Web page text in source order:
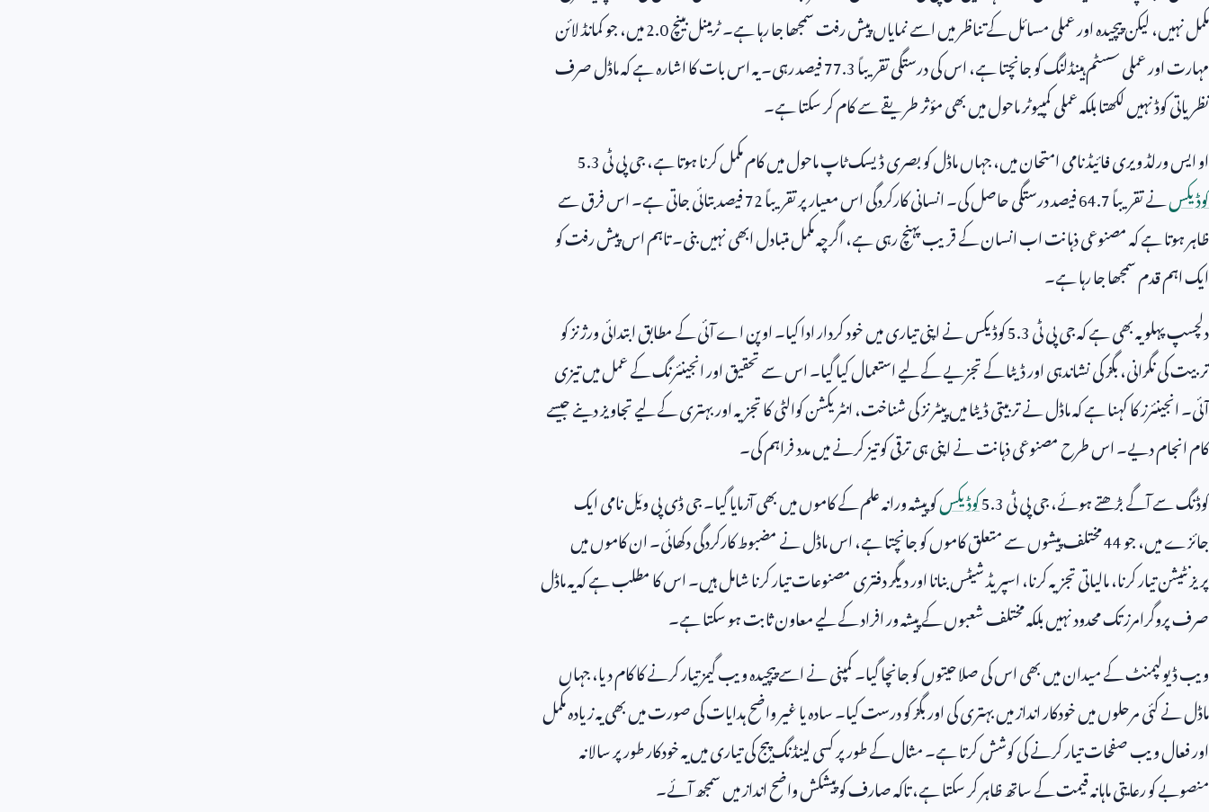
مکمل نہیں، لیکن پیچیدہ اور عملی مسائل کے تناظر میں اسے نمایاں پیش رفت سمجھا جا رہا ہے۔ ٹرمینل بینچ2.0میں، جو کمانڈ لائن
مہارت اور عملی سسٹم ہینڈلنگ کو جانچتا ہے، اس کی درستگی تقریباً77.3فیصد رہی۔ یہ اس بات کا اشارہ ہے کہ ماڈل صرف
نظریاتی کوڈ نہیں لکھتا بلکہ عملی کمپیوٹر ماحول میں بھی مؤثر طریقے سے کام کر سکتا ہے۔
او ایس ورلڈ ویری فائیڈ نامی امتحان میں، جہاں ماڈل کو بصری ڈیسک ٹاپ ماحول میں کام مکمل کرنا ہوتا ہے، جی پی ٹی5.3
کوڈیکسنے تقریباً64.7فیصد درستگی حاصل کی۔ انسانی کارکردگی اس معیار پر تقریباً72فیصد بتائی جاتی ہے۔ اس فرق سے
ظاہر ہوتا ہے کہ مصنوعی ذہانت اب انسان کے قریب پہنچ رہی ہے، اگرچہ مکمل متبادل ابھی نہیں بنی۔ تاہم اس پیش رفت کو
ایک اہم قدم سمجھا جا رہا ہے۔
دلچسپ پہلو یہ بھی ہے کہ جی پی ٹی5.3کوڈیکس نے اپنی تیاری میں خود کردار ادا کیا۔ اوپن اے آئی کے مطابق ابتدائی ورژنز کو
تربیت کی نگرانی، بگز کی نشاندہی اور ڈیٹا کے تجزیے کے لیے استعمال کیا گیا۔ اس سے تحقیق اور انجینئرنگ کے عمل میں تیزی
آئی۔ انجینئرز کا کہنا ہے کہ ماڈل نے تربیتی ڈیٹا میں پیٹرنز کی شناخت، انٹریکشن کوالٹی کا تجزیہ اور بہتری کے لیے تجاویز دینے جیسے
کام انجام دیے۔ اس طرح مصنوعی ذہانت نے اپنی ہی ترقی کو تیز کرنے میں مدد فراہم کی۔
کوڈنگ سے آگے بڑھتے ہوئے، جی پی ٹی5.3کوڈیکسکو پیشہ ورانہ علم کے کاموں میں بھی آزمایا گیا۔ جی ڈی پی ویَل نامی ایک
جائزے میں، جو44مختلف پیشوں سے متعلق کاموں کو جانچتا ہے، اس ماڈل نے مضبوط کارکردگی دکھائی۔ ان کاموں میں
پریزنٹیشن تیار کرنا، مالیاتی تجزیہ کرنا، اسپریڈ شیٹس بنانا اور دیگر دفتری مصنوعات تیار کرنا شامل ہیں۔ اس کا مطلب ہے کہ یہ ماڈل
صرف پروگرامرز تک محدود نہیں بلکہ مختلف شعبوں کے پیشہ ور افراد کے لیے معاون ثابت ہو سکتا ہے۔
ویب ڈیولپمنٹ کے میدان میں بھی اس کی صلاحیتوں کو جانچا گیا۔ کمپنی نے اسے پیچیدہ ویب گیمز تیار کرنے کا کام دیا، جہاں
ماڈل نے کئی مرحلوں میں خودکار انداز میں بہتری کی اور بگز کو درست کیا۔ سادہ یا غیر واضح ہدایات کی صورت میں بھی یہ زیادہ مکمل
اور فعال ویب صفحات تیار کرنے کی کوشش کرتا ہے۔ مثال کے طور پر کسی لینڈنگ پیج کی تیاری میں یہ خودکار طور پر سالانہ
منصوبے کو رعایتی ماہانہ قیمت کے ساتھ ظاہر کر سکتا ہے، تاکہ صارف کو پیشکش واضح انداز میں سمجھ آئے۔